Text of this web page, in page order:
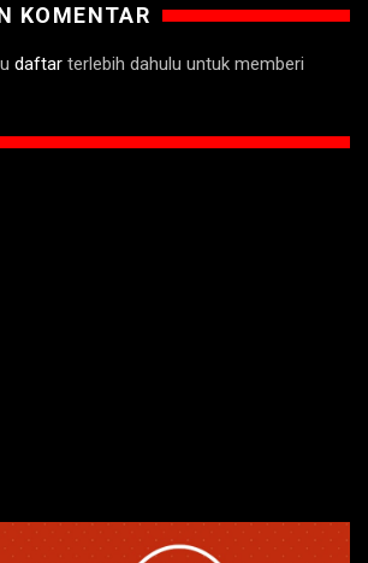
KOMENTAR
daftar terlebih dahulu untuk memberi